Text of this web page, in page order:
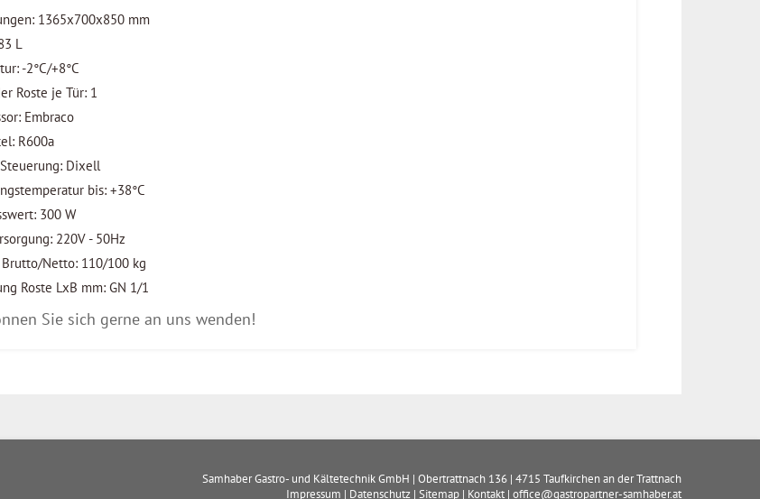
1365x700x850 mm
L
-2°C/+8°C
Roste je Tür: 1
Embraco
R600a
Dixell
bis: +38°C
300 W
220V - 50Hz
Netto: 110/100 kg
Roste LxB mm: GN 1/1
Sie sich gerne an uns wenden!
Samhaber Gastro- und Kältetechnik GmbH | Obertrattnach 136 | 4715 Taufkirchen an der Trattnach
Impressum | Datenschutz | Sitemap | Kontakt | office@gastropartner-samhaber.at